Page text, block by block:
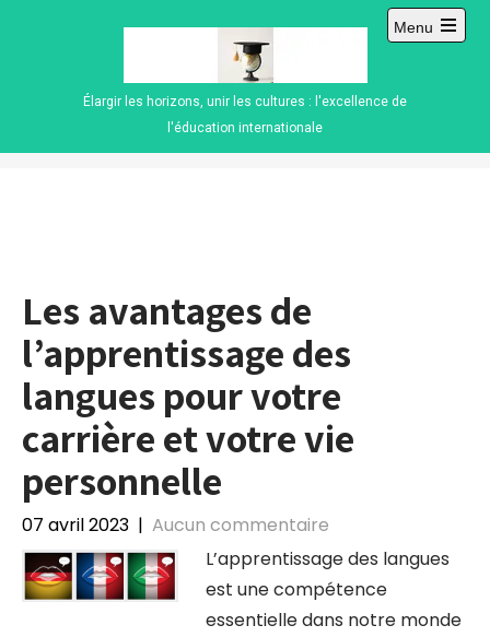
Élargir les horizons, unir les cultures : l'excellence de
l'éducation internationale
Menu
Open
Les avantages de
l’apprentissage des
langues pour votre
carrière et votre vie
personnelle
07 avril 2023 | Aucun commentaire
L’apprentissage des langues
est une compétence
essentielle dans notre monde